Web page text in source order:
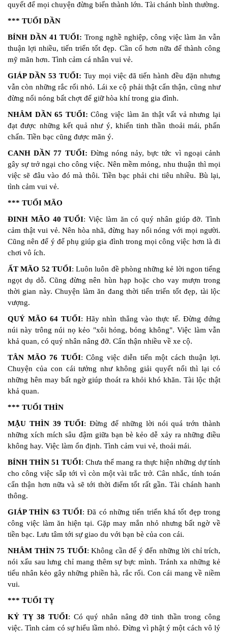
quyết để mọi chuyện đừng biến thành lớn. Tài chánh bình thường.
*** TUỔI DẦN
BÍNH DẦN 41 TUỔI:Trong nghề nghiệp, công việc làm ăn vẫn
thuận lợi nhiều, tiến triển tốt đẹp. Cần cố hơn nữa để thành công
mỹ mãn hơn. Tình cảm cá nhân vui vẻ.
GIÁP DẦN 53 TUỔI: Tuy mọi việc đã tiến hành đều đặn nhưng
vẫn còn những rắc rối nhỏ. Lái xe cộ phải thật cẩn thận, cũng như
đừng nổi nóng bất chợt để giữ hòa khí trong gia đình.
NHÂM DẦN 65 TUỔI: Công việc làm ăn thật vất vả nhưng lại
đạt được những kết quả như ý, khiến tinh thần thoải mái, phấn
chấn. Tiền bạc cũng được mãn ý.
CANH DẦN 77 TUỔI: Đừng nóng nảy, bực tức vì ngoại cảnh
gây sự trở ngại cho công việc. Nên mềm mỏng, nhu thuận thì mọi
việc sẽ đâu vào đó mà thôi. Tiền bạc phải chi tiêu nhiều. Bù lại,
tình cảm vui vẻ.
*** TUỔI MÃO
ĐINH MÃO 40 TUỔI: Việc làm ăn có quý nhân giúp đỡ. Tình
cảm thật vui vẻ. Nên hòa nhã, đừng hay nổi nóng với mọi người.
Cũng nên để ý để phụ giúp gia đình trong mọi công việc hơn là đi
chơi vô ích.
ẤT MÃO 52 TUỔI: Luôn luôn đề phòng những kẻ lời ngon tiếng
ngọt dụ dỗ. Cũng đừng nên hùn hạp hoặc cho vay mượn trong
thời gian này. Chuyện làm ăn đang thời tiến triển tốt đẹp, tài lộc
vượng.
QUÝ MÃO 64 TUỔI: Hãy nhìn thẳng vào thực tế. Đừng đứng
núi này trông núi nọ kẻo "xôi hỏng, bỏng không". Việc làm vẫn
khả quan, có quý nhân nâng đỡ. Cẩn thận nhiều về xe cộ.
TÂN MÃO 76 TUỔI: Công việc diễn tiến một cách thuận lợi.
Chuyện của con cái tưởng như không giải quyết nổi thì lại có
những hên may bất ngờ giúp thoát ra khỏi khó khăn. Tài lộc thật
khả quan.
*** TUỔI THÌN
MẬU THÌN 39 TUỔI: Đừng để những lời nói quá trớn thành
những xích mích sâu đậm giữa bạn bè kẻo dễ xảy ra những điều
không hay. Việc làm ổn định. Tình cảm vui vẻ, thoải mái.
BÍNH THÌN 51 TUỔI: Chưa thể mang ra thực hiện những dự tính
cho công việc sắp tới vì còn một vài trắc trở. Cân nhắc, tính toán
cẩn thận hơn nữa và sẽ tới thời điểm tốt rất gần. Tài chánh hanh
thông.
GIÁP THÌN 63 TUỔI: Đã có những tiến triển khá tốt đẹp trong
công việc làm ăn hiện tại. Gặp may mắn nhỏ nhưng bất ngờ về
tiền bạc. Lưu tâm tới sự giao du với bạn bè của con cái.
NHÂM THÌN 75 TUỔI: Không cần để ý đến những lời chỉ trích,
nói xấu sau lưng chỉ mang thêm sự bực mình. Tránh xa những kẻ
tiểu nhân kẻo gây những phiền hà, rắc rối. Con cái mang về niềm
vui.
*** TUỔI TỴ
KỶ TỴ 38 TUỔI: Có quý nhân nâng đỡ tinh thần trong công
việc. Tình cảm có sự hiểu lầm nhỏ. Đừng vì phật ý một cách vô lý